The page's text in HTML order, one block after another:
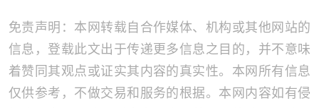
免责声明：本网转载自合作媒体、机构或其他网站的
信息，登载此文出于传递更多信息之目的，并不意味
着赞同其观点或证实其内容的真实性。本网所有信息
仅供参考，不做交易和服务的根据。本网内容如有侵